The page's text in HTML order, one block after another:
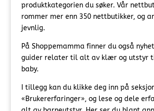
produktkategorien du søker. Vår
rommer mer enn 350 nettbutikker, og
jevnlig.
På Shoppemamma finner du også
guider relater til alt av klær og utstyr
baby.
I tillegg kan du klikke deg inn på
«Brukererfaringer», og lese og dele